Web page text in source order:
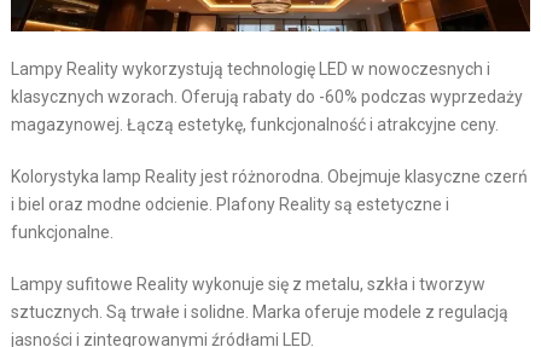
Lampy Reality wykorzystują technologię LED w nowoczesnych i
klasycznych wzorach. Oferują rabaty do -60% podczas wyprzedaży
magazynowej. Łączą estetykę, funkcjonalność i atrakcyjne ceny.
Kolorystyka lamp Reality jest różnorodna. Obejmuje klasyczne czerń
i biel oraz modne odcienie. Plafony Reality są estetyczne i
funkcjonalne.
Lampy sufitowe Reality wykonuje się z metalu, szkła i tworzyw
sztucznych. Są trwałe i solidne. Marka oferuje modele z regulacją
jasności i zintegrowanymi źródłami LED.